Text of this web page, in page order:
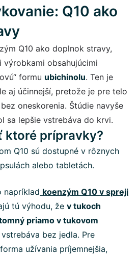
Q10 ako
Q10 ako doplnok stravy,
obsahujúcimi
formu ubichinolu. Ten je
aj účinnejší, pretože je pre telo
oneskorenia. Štúdie navyše
sa lepšie vstrebáva do krvi.
ktoré prípravky?
Q10 sú dostupné v rôznych
alebo tabletách.
napríklad koenzým Q10 v spreji
tú výhodu, že v tukoch
priamo v tukovom
bez jedla. Pre
užívania príjemnejšia,